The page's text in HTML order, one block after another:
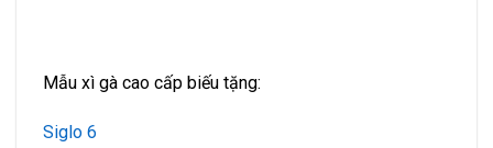
Mẫu xì gà cao cấp biếu tặng:
Siglo 6